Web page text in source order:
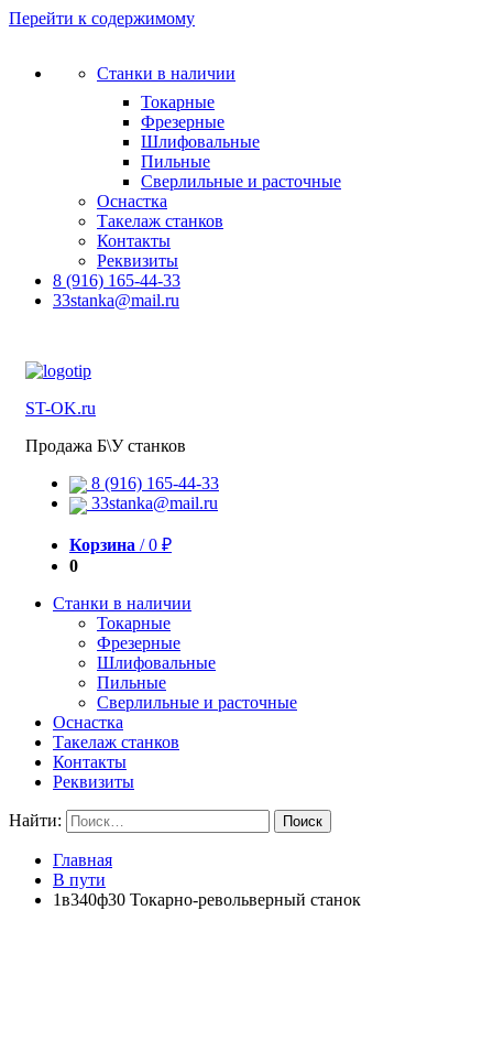
Перейти к содержимому
Станки в наличии
Токарные
Фрезерные
Шлифовальные
Пильные
Сверлильные и расточные
Оснастка
Такелаж станков
Контакты
Реквизиты
8 (916) 165-44-33
33stanka@mail.ru
ST-OK.ru
Продажа Б\У станков
8 (916) 165-44-33
33stanka@mail.ru
Корзина /0 ₽
0
Станки в наличии
Токарные
Фрезерные
Шлифовальные
Пильные
Сверлильные и расточные
Оснастка
Такелаж станков
Контакты
Реквизиты
Найти:
Главная
В пути
1в340ф30 Токарно-револьверный станок